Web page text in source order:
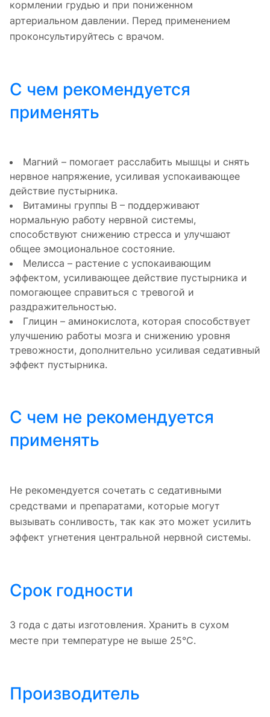
кормлении грудью и при пониженном
артериальном давлении. Перед применением
проконсультируйтесь с врачом.
С чем рекомендуется
применять
Магний – помогает расслабить мышцы и снять
нервное напряжение, усиливая успокаивающее
действие пустырника.
Витамины группы В – поддерживают
нормальную работу нервной системы,
способствуют снижению стресса и улучшают
общее эмоциональное состояние.
Мелисса – растение с успокаивающим
эффектом, усиливающее действие пустырника и
помогающее справиться с тревогой и
раздражительностью.
Глицин – аминокислота, которая способствует
улучшению работы мозга и снижению уровня
тревожности, дополнительно усиливая седативный
эффект пустырника.
С чем не рекомендуется
применять
Не рекомендуется сочетать с седативными
средствами и препаратами, которые могут
вызывать сонливость, так как это может усилить
эффект угнетения центральной нервной системы.
Срок годности
3 года с даты изготовления. Хранить в сухом
месте при температуре не выше 25°C.
Производитель